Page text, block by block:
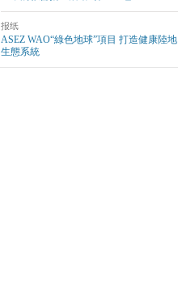
报纸
ASEZ WAO“綠色地球”項目 打造健康陸地
生態系統